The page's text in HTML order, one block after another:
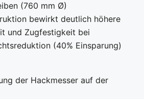
(760 mm Ø)
bewirkt deutlich höhere
und Zugfestigkeit bei
(40% Einsparung)
der Hackmesser auf der